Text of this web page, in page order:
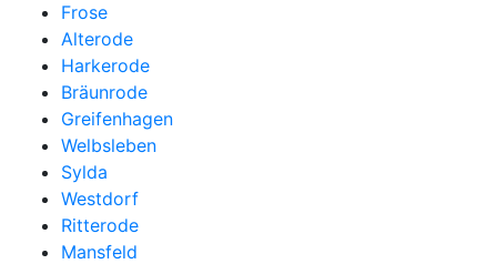
Frose
Alterode
Harkerode
Bräunrode
Greifenhagen
Welbsleben
Sylda
Westdorf
Ritterode
Mansfeld